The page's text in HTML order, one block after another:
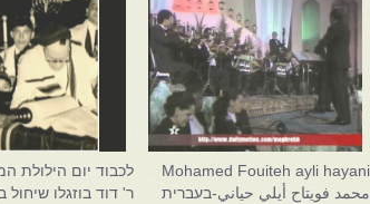
Mohamed Fouiteh ayli hayani
محمد فويتاح أيلي حياني-בעברית
לכבוד יום הילולת
ר' דוד בוזגלו